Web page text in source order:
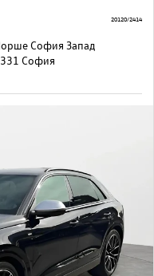
София Запад
София
20120/2414